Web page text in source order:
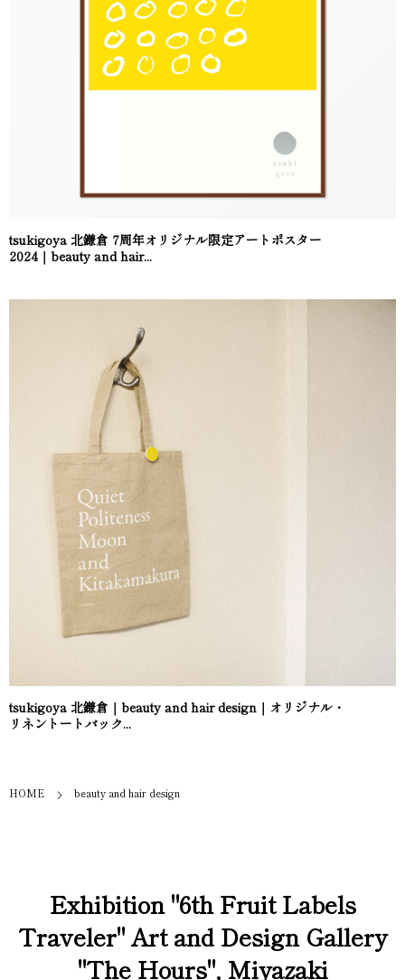
tsukigoya 北鎌倉 7周年オリジナル限定アートポスター
2024｜beauty and hair...
tsukigoya 北鎌倉｜beauty and hair design｜オリジナル・
リネントートバック...
HOME beauty and hair design
Exhibition "6th Fruit Labels
Traveler" Art and Design Gallery
"The Hours", Miyazaki